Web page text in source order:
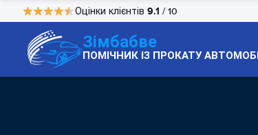
Оцінки клієнтів 9.1 / 10
Зімбабве
ПОМІЧНИК ІЗ ПРОКАТУ